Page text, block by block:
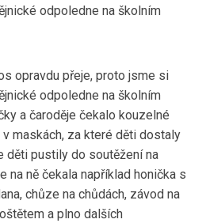
odpoledne na školním
opravdu přeje, proto jsme si
odpoledne na školním
a čaroděje čekalo kouzelné
maskách, za které děti dostaly
děti pustily do soutěžení na
na ně čekala například honička s
chůze na chůdách, závod na
a plno dalších